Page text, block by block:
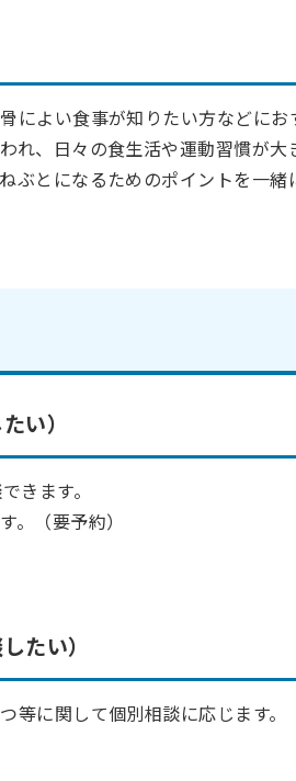
よい食事が知りたい方などにお
、日々の食生活や運動習慣が大
とになるためのポイントを一緒
い）
きます。
。（要予約）
たい）
に関して個別相談に応じます。